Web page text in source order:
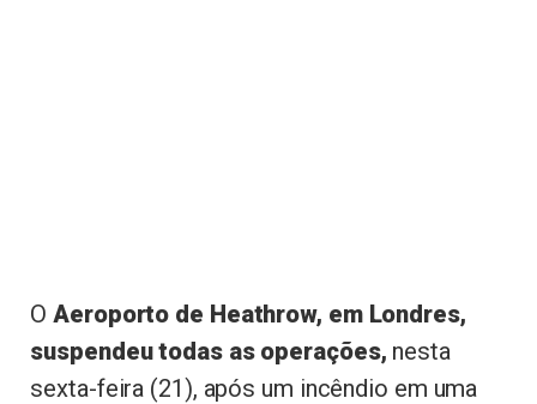
OAeroporto de Heathrow, em Londres,
suspendeu todas as operações, nesta
sexta-feira (21), após um incêndio em uma